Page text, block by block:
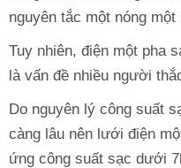
nguyên tắc một nóng
Tuy nhiên, điện một pha
là vấn đề nhiều người
Do nguyên lý công suất
càng lâu nên lưới điện
ứng công suất sạc dưới